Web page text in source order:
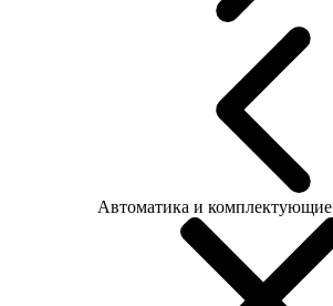
Автоматика и комплектующие